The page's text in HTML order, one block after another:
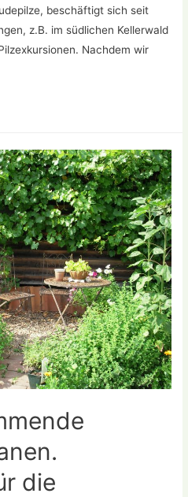
beschäftigt sich seit
z.B. im südlichen Kellerwald
Nachdem wir
die